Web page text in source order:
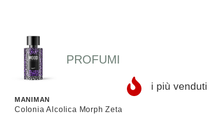
PROFUMI
i più venduti
MANIMAN
Colonia Alcolica Morph Zeta